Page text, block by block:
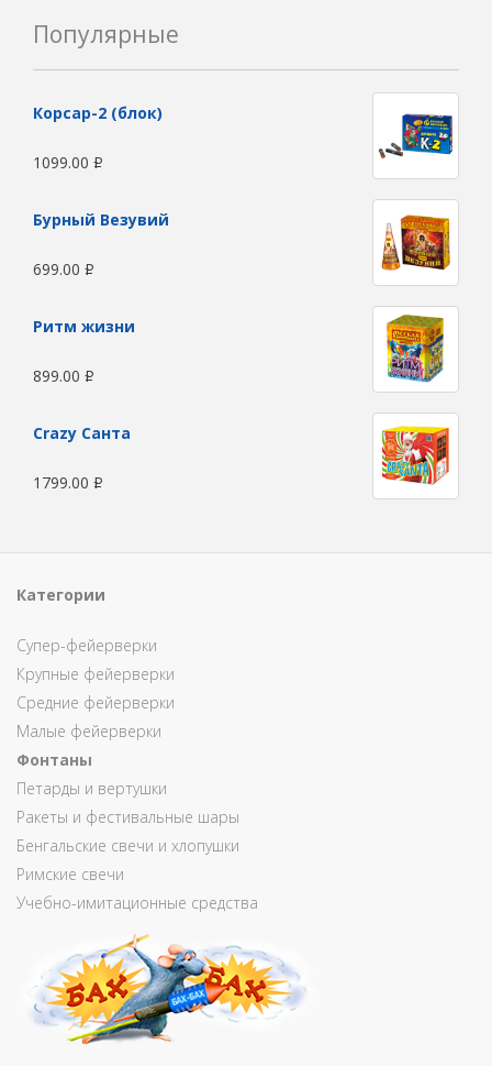
Популярные
Корсар-2 (блок)
1099.00 Р
Бурный Везувий
699.00 Р
Ритм жизни
899.00 Р
Сrazy Санта
1799.00 Р
Категории
Супер-фейерверки
Крупные фейерверки
Средние фейерверки
Малые фейерверки
Фонтаны
Петарды и вертушки
Ракеты и фестивальные шары
Бенгальские свечи и хлопушки
Римские свечи
Учебно-имитационные средства